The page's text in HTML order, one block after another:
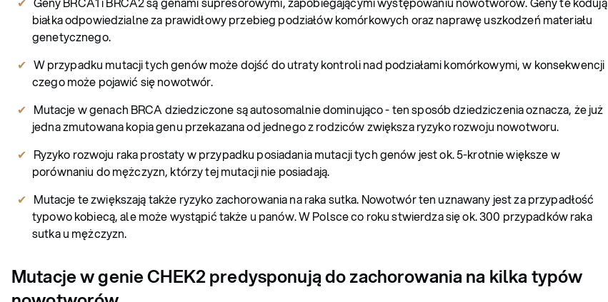
białka odpowiedzialne za prawidłowy przebieg podziałów komórkowych oraz naprawę uszkodzeń materiału
genetycznego.
W przypadku mutacji tych genów może dojść do utraty kontroli nad podziałami komórkowymi, w konsekwencji
czego może pojawić się nowotwór.
Mutacje w genach BRCA dziedziczone są autosomalnie dominująco - ten sposób dziedziczenia oznacza, że już
jedna zmutowana kopia genu przekazana od jednego z rodziców zwiększa ryzyko rozwoju nowotworu.
Ryzyko rozwoju raka prostaty w przypadku posiadania mutacji tych genów jest ok. 5-krotnie większe w
porównaniu do mężczyzn, którzy tej mutacji nie posiadają.
Mutacje te zwiększają także ryzyko zachorowania na raka sutka. Nowotwór ten uznawany jest za przypadłość
typowo kobiecą, ale może wystąpić także u panów. W Polsce co roku stwierdza się ok. 300 przypadków raka
sutka u mężczyzn.
Mutacje w genie CHEK2 predysponują do zachorowania na kilka typów